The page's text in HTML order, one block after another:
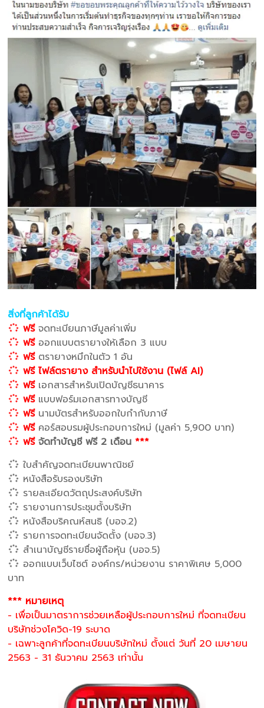
สิ่งที่ลูกค้าได้รับ
ฟรีจดทะเบียนภาษีมูลค่าเพิ่ม
ฟรีออกแบบตรายางให้เลือก 3 แบบ
ฟรีตรายางหมึกในตัว 1 อัน
ฟรี ไฟล์ตรายาง สำหรับนำไปใช้งาน (ไฟล์ AI)
ฟรีเอกสารสำหรับเปิดบัญชีธนาคาร
ฟรีแบบฟอร์มเอกสารทางบัญชี
ฟรีนามบัตรสำหรับออกใบกำกับภาษี
ฟรีคอร์สอบรมผู้ประกอบการใหม่ (มูลค่า 5,900 บาท)
ฟรี จัดทำบัญชี ฟรี 2 เดือน***
ใบสำคัญจดทะเบียนพาณิชย์
หนังสือรับรองบริษัท
รายละเอียดวัตถุประสงค์บริษัท
รายงานการประชุมตั้งบริษัท
หนังสือบริคณห์สนธิ (บอจ.2)
รายการจดทะเบียนจัดตั้ง (บอจ.3)
สำเนาบัญชีรายชื่อผู้ถือหุ้น (บอจ.5)
ออกแบบเว็บไซต์ องค์กร/หน่วยงาน ราคาพิเศษ 5,000
บาท
*** หมายเหตุ
- เพื่อเป็นมาตราการช่วยเหลือผู้ประกอบการใหม่ ที่จดทะเบียน
บริษัทช่วงโควิด-19 ระบาด
- เฉพาะลูกค้าที่จดทะเบียนบริษัทใหม่ ตั้งแต่ วันที่ 20 เมษายน
2563 - 31 ธันวาคม 2563 เท่านั้น